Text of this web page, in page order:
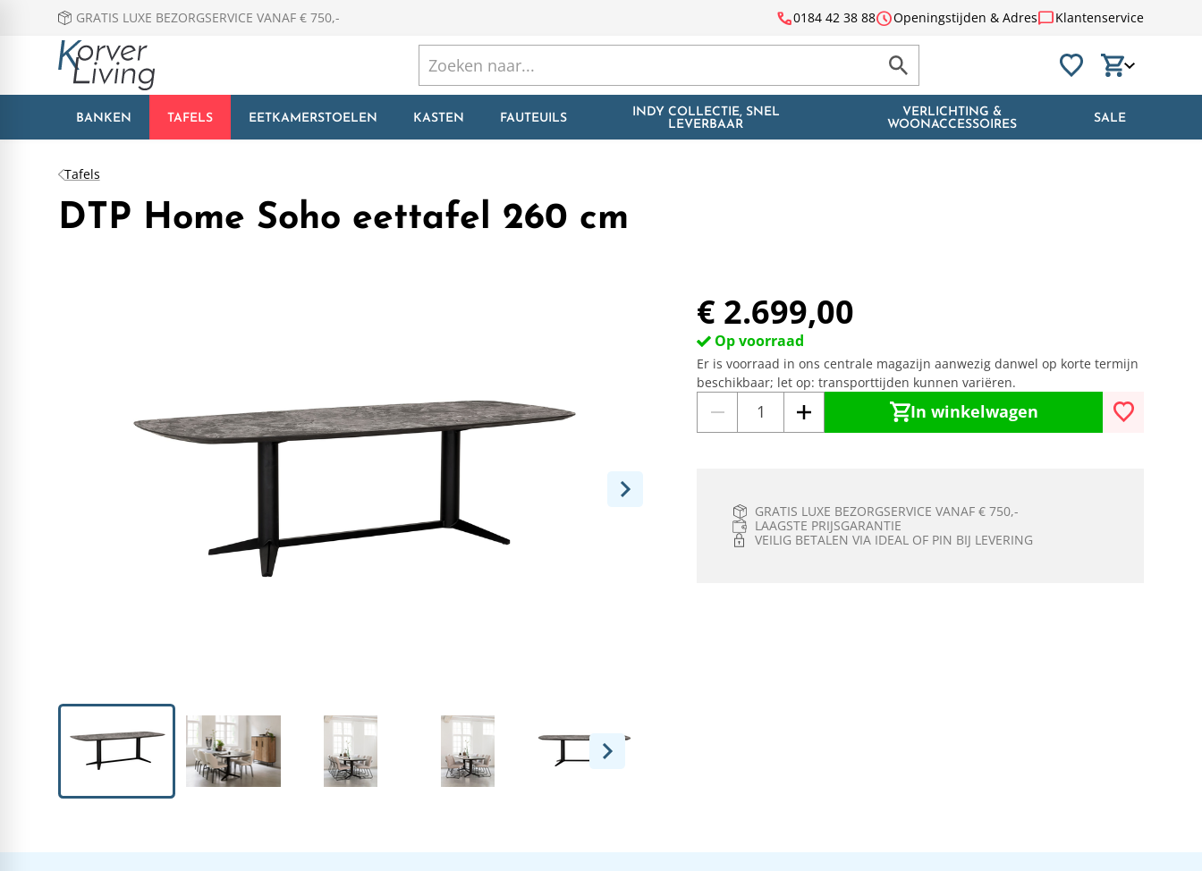
GRATIS LUXE BEZORGSERVICE VANAF € 750,- call0184 42 38 88scheduleOpeningstijden & Adreschat_bubbleKlantenservice
BANKEN TAFELS EETKAMERSTOELEN KASTEN FAUTEUILS
INDY COLLECTIE, SNEL
LEVERBAAR
VERLICHTING &
WOONACCESSOIRES
SALE
Tafels
DTP Home Soho eettafel 260 cm
€ 2.699,00
Op voorraad
Er is voorraad in ons centrale magazijn aanwezig danwel op korte termijn
beschikbaar; let op: transporttijden kunnen variëren.
In winkelwagen
GRATIS LUXE BEZORGSERVICE VANAF € 750,-
LAAGSTE PRIJSGARANTIE
VEILIG BETALEN VIA IDEAL OF PIN BIJ LEVERING